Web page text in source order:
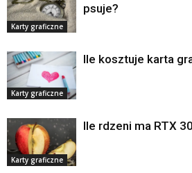
Karty graficzne
psuje?
Karty graficzne
Ile kosztuje karta
Karty graficzne
Ile rdzeni ma RTX